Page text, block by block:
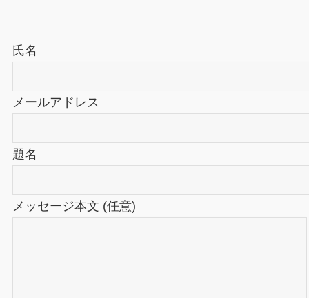
氏名
メールアドレス
題名
メッセージ本文 (任意)